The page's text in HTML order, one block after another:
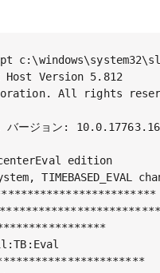
Version 5.812
All rights
バージョン:
edition
TIMEBASED_EVAL